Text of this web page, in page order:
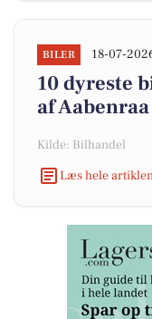
BILER 18-07-
10 dyreste
af
Kilde: Bilhandel
Læs hele